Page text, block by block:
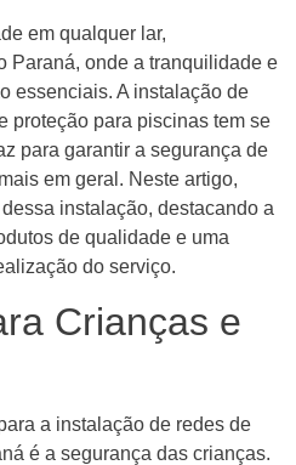
em qualquer lar,
Paraná, onde a tranquilidade e
essenciais. A instalação de
proteção para piscinas tem se
para garantir a segurança de
em geral. Neste artigo,
instalação, destacando a
de qualidade e uma
do serviço.
Crianças e
a instalação de redes de
é a segurança das crianças.